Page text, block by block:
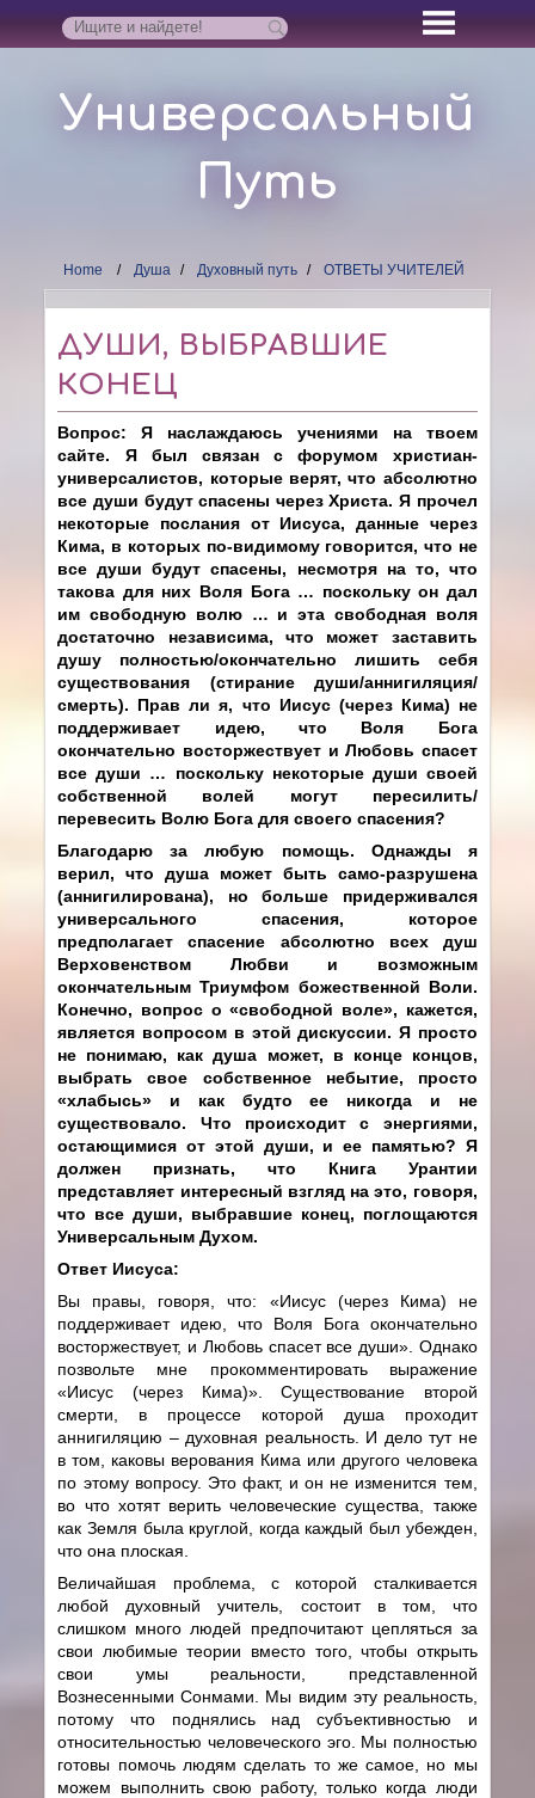
Универсальный
Путь
Home Душа Духовный путь ОТВЕТЫ УЧИТЕЛЕЙ
ДУШИ, ВЫБРАВШИЕ
КОНЕЦ
Вопрос: Я наслаждаюсь учениями на твоем
сайте. Я был связан с форумом христиан-
универсалистов, которые верят, что абсолютно
все души будут спасены через Христа. Я прочел
некоторые послания от Иисуса, данные через
Кима, в которых по-видимому говорится, что не
все души будут спасены, несмотря на то, что
такова для них Воля Бога … поскольку он дал
им свободную волю … и эта свободная воля
достаточно независима, что может заставить
душу полностью/окончательно лишить себя
существования (стирание души/аннигиляция/
смерть). Прав ли я, что Иисус (через Кима) не
поддерживает идею, что Воля Бога
окончательно восторжествует и Любовь спасет
все души … поскольку некоторые души своей
собственной волей могут пересилить/
перевесить Волю Богадля своего спасения?
Благодарю за любую помощь. Однажды я
верил, что душа может быть само-разрушена
(аннигилирована), но больше придерживался
универсального спасения, которое
предполагает спасение абсолютно всех душ
Верховенством Любви и возможным
окончательным Триумфом божественной Воли.
Конечно, вопрос о «свободной воле», кажется,
является вопросом в этой дискуссии. Я просто
не понимаю, как душа может, в конце концов,
выбрать свое собственное небытие, просто
«хлабысь» и как будто ее никогда и не
существовало. Что происходит с энергиями,
остающимися от этой души, и ее памятью? Я
должен признать, что Книга Урантии
представляет интересный взгляд на это, говоря,
что все души, выбравшие конец, поглощаются
Универсальным Духом.
Ответ Иисуса:
Вы правы, говоря, что: «Иисус (через Кима) не
поддерживает идею, что Воля Бога окончательно
восторжествует, и Любовь спасет все души». Однако
позвольте мне прокомментировать выражение
«Иисус (через Кима)». Существование второй
смерти, в процессе которой душа проходит
аннигиляцию – духовная реальность. И дело тут не
в том, каковы верования Кима или другого человека
по этому вопросу. Это факт, и он не изменится тем,
во что хотят верить человеческие существа, также
как Земля была круглой, когда каждый был убежден,
что она плоская.
Величайшая проблема, с которой сталкивается
любой духовный учитель,
состоит в том, что
слишком много людей предпочитают цепляться за
свои любимые теории вместо того, чтобы открыть
свои умы реальности, представленной
Вознесенными Сонмами. Мы видим эту реальность,
потому что поднялись над субъективностью и
относительностью человеческого эго. Мы полностью
готовы помочь людям сделать то же самое, но мы
можем выполнить свою работу, только когда люди